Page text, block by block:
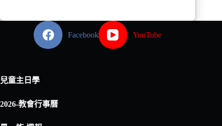
Facebook YouTube
兒童主日學
2026-教會行事曆